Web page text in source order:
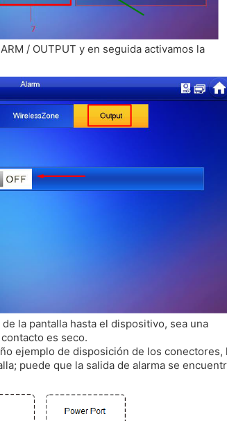
/ OUTPUT y en seguida activamos la
la pantalla hasta el dispositivo, sea una
es seco.
ejemplo de disposición de los conectores,
puede que la salida de alarma se